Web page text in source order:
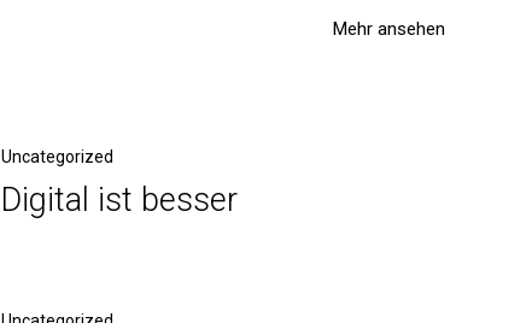
Mehr ansehen
Uncategorized
Digital ist besser